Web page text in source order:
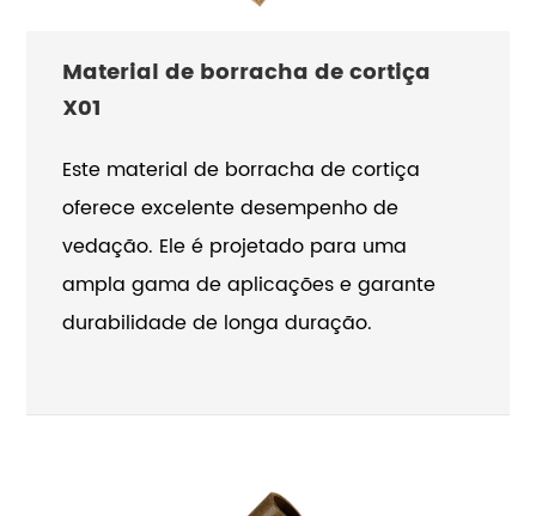
suas capacidades de vedação. As juntas
de cortiça são comumente usadas em
aplicações como panelas de óleo, tampas
de válvulas e carburadores.
Material de borracha de cortiça
X01
Este material de borracha de cortiça
oferece excelente desempenho de
vedação. Ele é projetado para uma
ampla gama de aplicações e garante
durabilidade de longa duração.